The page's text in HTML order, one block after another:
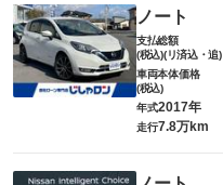
ノート
支払総額
(税込)(リ済込・追)
車両本体価格
(税込)
年式2017年
走行7.8万km